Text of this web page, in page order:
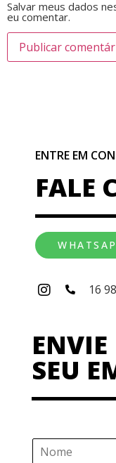
Salvar meus dados
eu comentar.
ENTRE EM
FALE
16
ENVIE
SEU
N